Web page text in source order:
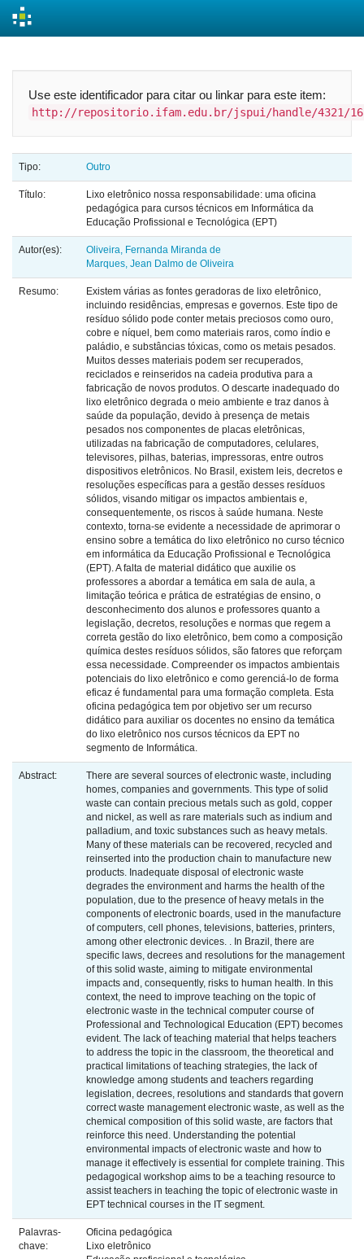
Use este identificador para citar ou linkar para este item:
http://repositorio.ifam.edu.br/jspui/handle/4321/
Tipo: Outro
Título:
Lixo eletrônico nossa responsabilidade: uma oficina
pedagógica para cursos técnicos em Informática da
Educação Profissional e Tecnológica (EPT)
Autor(es):
Oliveira, Fernanda Miranda de
Marques, Jean Dalmo de Oliveira
Resumo:
Existem várias as fontes geradoras de lixo eletrônico,
incluindo residências, empresas e governos. Este tipo de
resíduo sólido pode conter metais preciosos como ouro,
cobre e níquel, bem como materiais raros, como índio e
paládio, e substâncias tóxicas, como os metais pesados.
Muitos desses materiais podem ser recuperados,
reciclados e reinseridos na cadeia produtiva para a
fabricação de novos produtos. O descarte inadequado do
lixo eletrônico degrada o meio ambiente e traz danos à
saúde da população, devido à presença de metais
pesados nos componentes de placas eletrônicas,
utilizadas na fabricação de computadores, celulares,
televisores, pilhas, baterias, impressoras, entre outros
dispositivos eletrônicos. No Brasil, existem leis, decretos e
resoluções específicas para a gestão desses resíduos
sólidos, visando mitigar os impactos ambientais e,
consequentemente, os riscos à saúde humana. Neste
contexto, torna-se evidente a necessidade de aprimorar o
ensino sobre a temática do lixo eletrônico no curso técnico
em informática da Educação Profissional e Tecnológica
(EPT). A falta de material didático que auxilie os
professores a abordar a temática em sala de aula, a
limitação teórica e prática de estratégias de ensino, o
desconhecimento dos alunos e professores quanto a
legislação, decretos, resoluções e normas que regem a
correta gestão do lixo eletrônico, bem como a composição
química destes resíduos sólidos, são fatores que reforçam
essa necessidade. Compreender os impactos ambientais
potenciais do lixo eletrônico e como gerenciá-lo de forma
eficaz é fundamental para uma formação completa. Esta
oficina pedagógica tem por objetivo ser um recurso
didático para auxiliar os docentes no ensino da temática
do lixo eletrônico nos cursos técnicos da EPT no
segmento de Informática.
Abstract:
There are several sources of electronic waste, including
homes, companies and governments. This type of solid
waste can contain precious metals such as gold, copper
and nickel, as well as rare materials such as indium and
palladium, and toxic substances such as heavy metals.
Many of these materials can be recovered, recycled and
reinserted into the production chain to manufacture new
products. Inadequate disposal of electronic waste
degrades the environment and harms the health of the
population, due to the presence of heavy metals in the
components of electronic boards, used in the manufacture
of computers, cell phones, televisions, batteries, printers,
among other electronic devices. . In Brazil, there are
specific laws, decrees and resolutions for the management
of this solid waste, aiming to mitigate environmental
impacts and, consequently, risks to human health. In this
context, the need to improve teaching on the topic of
electronic waste in the technical computer course of
Professional and Technological Education (EPT) becomes
evident. The lack of teaching material that helps teachers
to address the topic in the classroom, the theoretical and
practical limitations of teaching strategies, the lack of
knowledge among students and teachers regarding
legislation, decrees, resolutions and standards that govern
correct waste management electronic waste, as well as the
chemical composition of this solid waste, are factors that
reinforce this need. Understanding the potential
environmental impacts of electronic waste and how to
manage it effectively is essential for complete training. This
pedagogical workshop aims to be a teaching resource to
assist teachers in teaching the topic of electronic waste in
EPT technical courses in the IT segment.
Palavras-
chave:
Oficina pedagógica
Lixo eletrônico